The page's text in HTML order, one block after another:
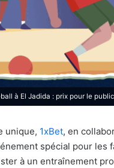
à El Jadida : prix pour le
unique, 1xBet, en
spécial pour les
à un entraînement